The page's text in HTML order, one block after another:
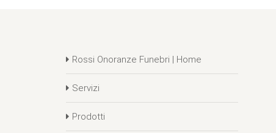
Rossi Onoranze Funebri | Home
Servizi
Prodotti